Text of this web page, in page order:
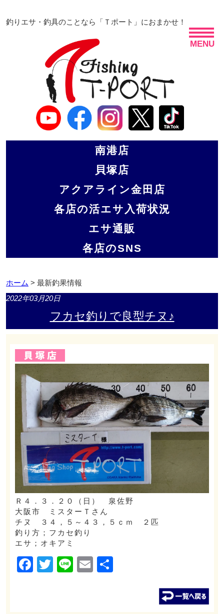
MENU
釣りエサ・釣具のことなら「Ｔポート」におまかせ！
南港店
貝塚店
アクアライン金田店
各店の活エサ入荷状況
エサ通販
各店のSNS
ホーム > 最新釣果情報
2022年03月20日
フカセ釣りで良型チヌ♪
Ｒ４．３．２０（日） 泉佐野
大阪市 ミスターＴさん
チヌ ３４，５～４３，５ｃｍ ２匹
釣り方；フカセ釣り
エサ；オキアミ
Facebook
Twitter
LineEmail